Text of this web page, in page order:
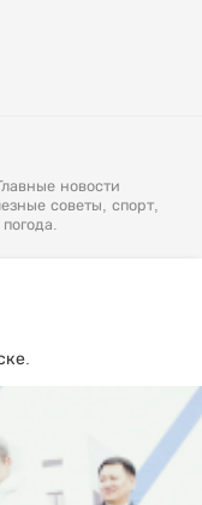
новости
советы, спорт,